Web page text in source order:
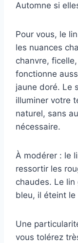
Automne si
Pour vous, le
les nuances
chanvre,
fonctionne
jaune doré. Le
illuminer votre
naturel, sans
nécessaire.
À modérer : le
ressortir les
chaudes. Le
bleu, il éteint
Une
vous tolérez